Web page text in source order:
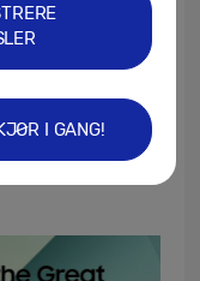
phone into
check it out,
I GANG!